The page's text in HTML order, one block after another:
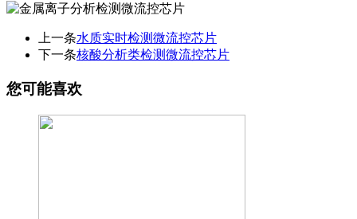
上一条水质实时检测微流控芯片
下一条核酸分析类检测微流控芯片
您可能喜欢